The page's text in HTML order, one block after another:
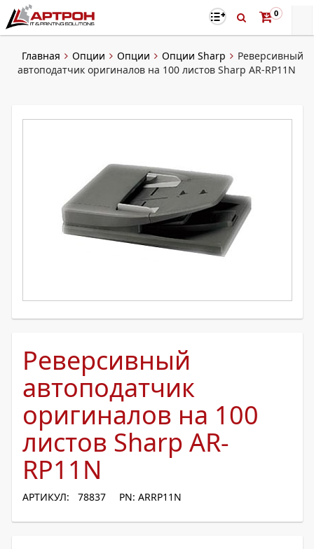
0
Главная Опции Опции Опции Sharp
Реверсивный
автоподатчик оригиналов на 100 листов Sharp AR-RP11N
Реверсивный
автоподатчик
оригиналов на 100
листов Sharp AR-
RP11N
АРТИКУЛ: 78837 PN: ARRP11N